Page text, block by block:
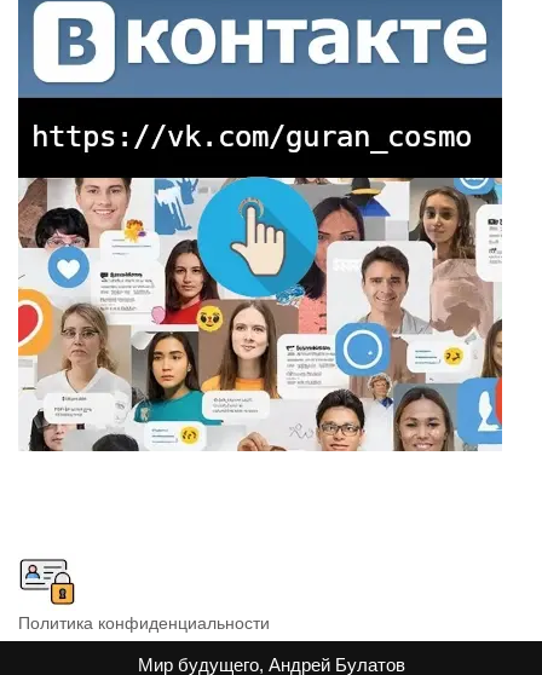
Политика конфиденциальности
Мир будущего, Андрей Булатов